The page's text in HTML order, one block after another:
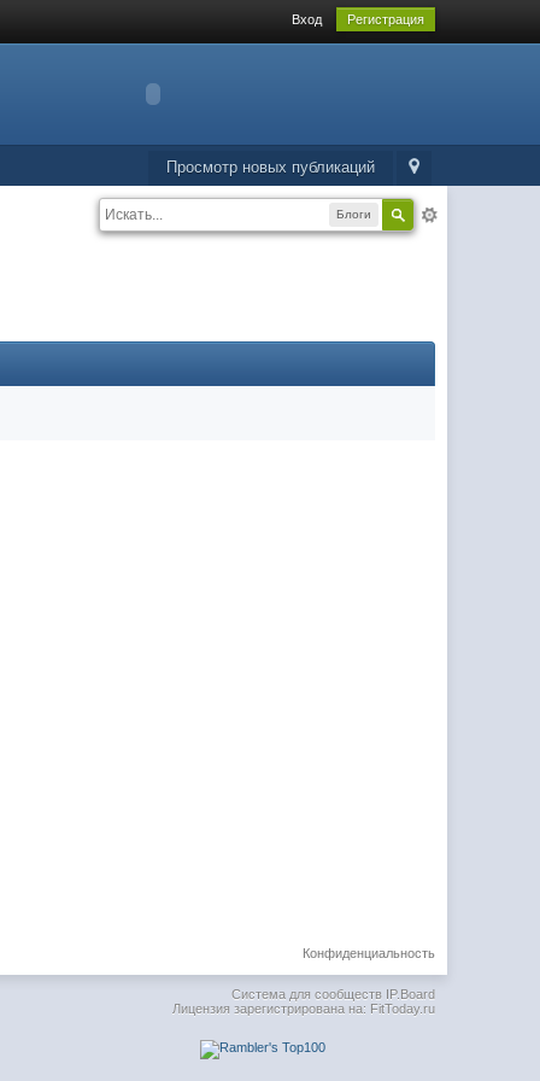
Вход Регистрация
Просмотр новых публикаций
Блоги
Конфиденциальность
Система для сообществ IP.Board
Лицензия зарегистрирована на: FitToday.ru